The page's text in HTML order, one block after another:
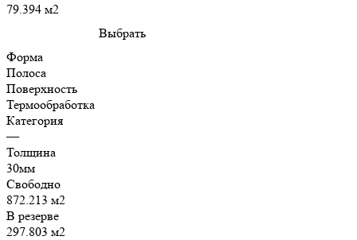
79.394 м2
Выбрать
Форма
Полоса
Поверхность
Термообработка
Категория
—
Толщина
30мм
Свободно
872.213 м2
В резерве
297.803 м2